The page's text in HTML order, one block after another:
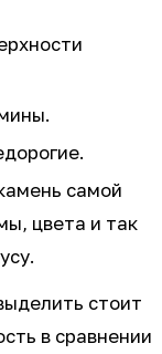
самой
цвета и так
стоит
в сравнении